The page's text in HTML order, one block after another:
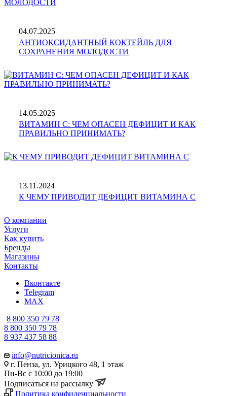
04.07.2025
АНТИОКСИДАНТНЫЙ КОКТЕЙЛЬ ДЛЯ
СОХРАНЕНИЯ МОЛОДОСТИ
14.05.2025
ВИТАМИН С: ЧЕМ ОПАСЕН ДЕФИЦИТ И КАК
ПРАВИЛЬНО ПРИНИМАТЬ?
13.11.2024
К ЧЕМУ ПРИВОДИТ ДЕФИЦИТ ВИТАМИНА С
О компании
Услуги
Как купить
Бренды
Магазины
Контакты
Вконтакте
Telegram
MAX
8 800 350 79 78
8 800 350 79 78
8 937 437 58 88
info@nutricionica.ru
г. Пенза, ул. Урицкого 48, 1 этаж
Пн-Вс с 10:00 до 19:00
Подписаться на рассылку
Политика конфиденциальности